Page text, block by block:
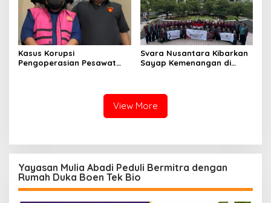
Kasus Korupsi
Pengoperasian Pesawat
Svara Nusantara Kibarkan
Sayap Kemenangan di
View More
Yayasan Mulia Abadi Peduli Bermitra dengan
Rumah Duka Boen Tek Bio